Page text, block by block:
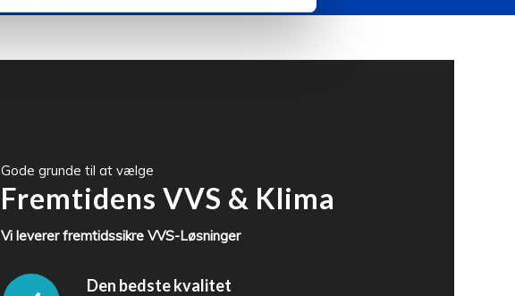
Gode grunde til at vælge
Fremtidens VVS & Klima
Vi leverer fremtidssikre VVS-Løsninger
Den bedste kvalitet